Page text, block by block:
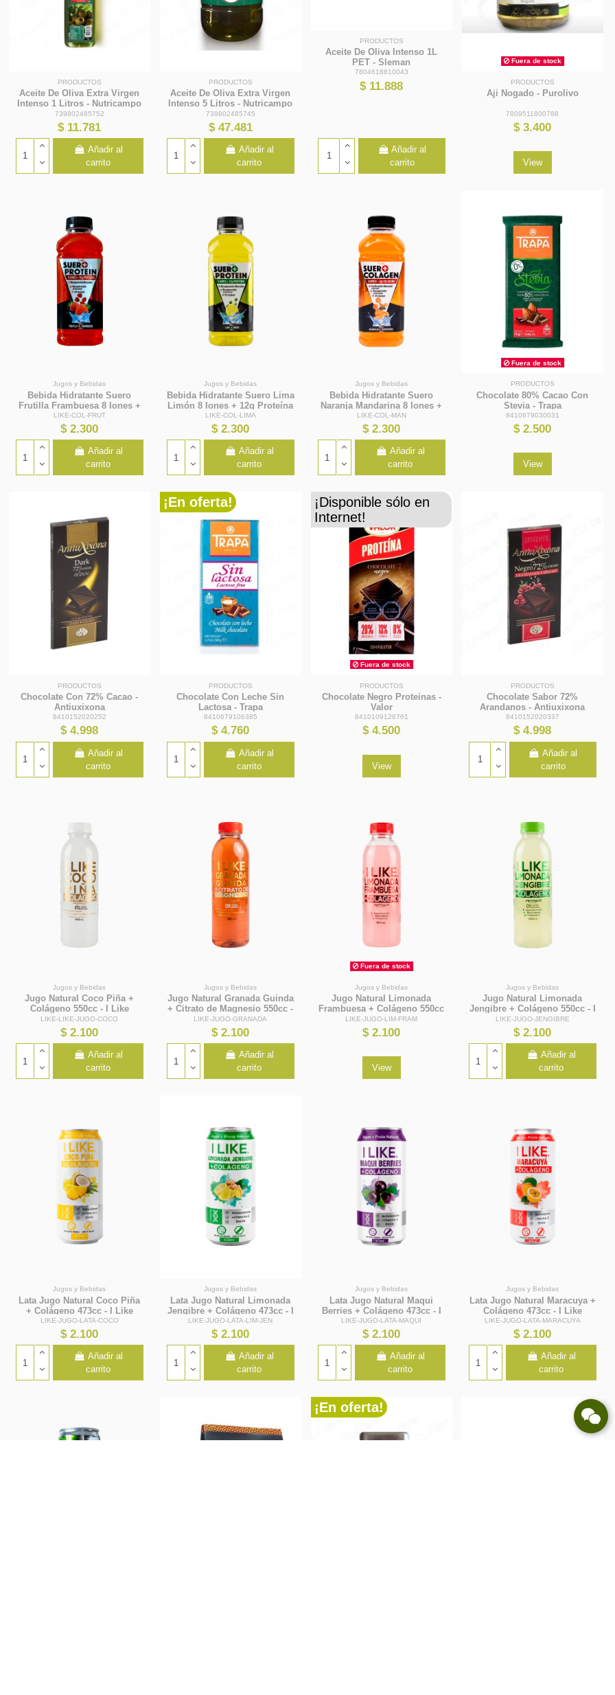
PRODUCTOS
Aceite De Oliva Extra Virgen
Intenso 1 Litros - Nutricampo
739802485752
$ 11.781
Añadir al
carrito
PRODUCTOS
Aceite De Oliva Extra Virgen
Intenso 5 Litros - Nutricampo
739802485745
$ 47.481
Añadir al
carrito
PRODUCTOS
Aceite De Oliva Intenso 1L
PET - Sleman
7804618810043
$ 11.888
Añadir al
carrito
Fuera de stock
PRODUCTOS
Aji Nogado - Purolivo
7809511800788
$ 3.400
View
Jugos y Bebidas
Bebida Hidratante Suero
Frutilla Frambuesa 8 Iones +
12g Proteína 630ml - I Like
LIKE-COL-FRUT
$ 2.300
Añadir al
carrito
Jugos y Bebidas
Bebida Hidratante Suero Lima
Limón 8 Iones + 12g Proteína
630ml - I Like
LIKE-COL-LIMA
$ 2.300
Añadir al
carrito
Jugos y Bebidas
Bebida Hidratante Suero
Naranja Mandarina 8 Iones +
8g Colágeno 630ml - I Like
LIKE-COL-MAN
$ 2.300
Añadir al
carrito
Fuera de stock
PRODUCTOS
Chocolate 80% Cacao Con
Stevia - Trapa
8410679030031
$ 2.500
View
PRODUCTOS
Chocolate Con 72% Cacao -
Antiuxixona
8410152020252
$ 4.998
Añadir al
carrito
¡En oferta!
PRODUCTOS
Chocolate Con Leche Sin
Lactosa - Trapa
8410679106385
$ 4.760
Añadir al
carrito
¡Disponible sólo en
Internet!
Fuera de stock
PRODUCTOS
Chocolate Negro Proteinas -
Valor
8410109126761
$ 4.500
View
PRODUCTOS
Chocolate Sabor 72%
Arandanos - Antiuxixona
8410152020337
$ 4.998
Añadir al
carrito
Jugos y Bebidas
Jugo Natural Coco Piña +
Colágeno 550cc - I Like
LIKE-LIKE-JUGO-COCO
$ 2.100
Añadir al
carrito
Jugos y Bebidas
Jugo Natural Granada Guinda
+ Citrato de Magnesio 550cc -
I Like
LIKE-JUGO-GRANADA
$ 2.100
Añadir al
carrito
Fuera de stock
Jugos y Bebidas
Jugo Natural Limonada
Frambuesa + Colágeno 550cc
- I Like
LIKE-JUGO-LIM-FRAM
$ 2.100
View
Jugos y Bebidas
Jugo Natural Limonada
Jengibre + Colágeno 550cc - I
Like
LIKE-JUGO-JENGIBRE
$ 2.100
Añadir al
carrito
Jugos y Bebidas
Lata Jugo Natural Coco Piña
+ Colágeno 473cc - I Like
LIKE-JUGO-LATA-COCO
$ 2.100
Añadir al
carrito
Jugos y Bebidas
Lata Jugo Natural Limonada
Jengibre + Colágeno 473cc - I
Like
LIKE-JUGO-LATA-LIM-JEN
$ 2.100
Añadir al
carrito
Jugos y Bebidas
Lata Jugo Natural Maqui
Berries + Colágeno 473cc - I
Like
LIKE-JUGO-LATA-MAQUI
$ 2.100
Añadir al
carrito
Jugos y Bebidas
Lata Jugo Natural Maracuya +
Colágeno 473cc - I Like
LIKE-JUGO-LATA-MARACUYA
$ 2.100
Añadir al
carrito
¡En oferta!